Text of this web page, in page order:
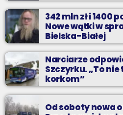
342 mln zł i 1400
Nowe wątki w
Bielska-Białej
Narciarze
Szczyrku. „To
korkom”
Od soboty nowa